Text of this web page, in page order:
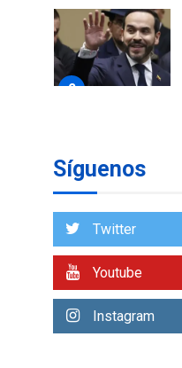
2
3
4
Síguenos
Twitter
Youtube
Instagram